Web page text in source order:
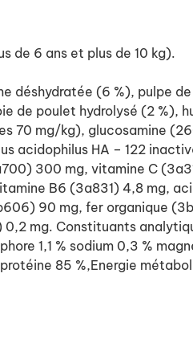
de 6 ans et plus de 10 kg).
déshydratée (6 %), pulpe
de poulet hydrolysé (2 %),
70 mg/kg), glucosamine
HA – 122
300 mg, vitamine C
B6 (3a831) 4,8 mg,
90 mg, fer organique
mg. Constituants
1,1 % sodium 0,3 %
85 %,Energie